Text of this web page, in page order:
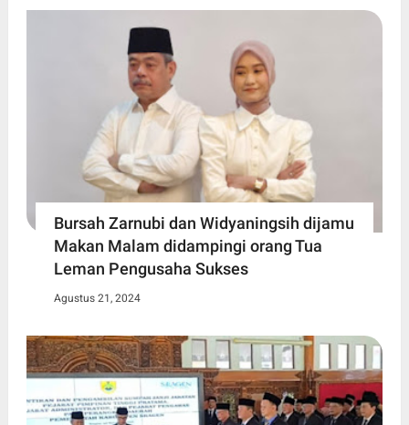
Bursah Zarnubi dan Widyaningsih dijamu
Makan Malam didampingi orang Tua
Leman Pengusaha Sukses
Agustus 21, 2024